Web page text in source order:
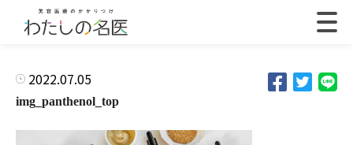
2022.07.05
img_panthenol_top